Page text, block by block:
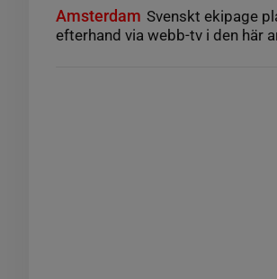
Amsterdam Svenskt ekipage
efterhand via webb-tv i den här